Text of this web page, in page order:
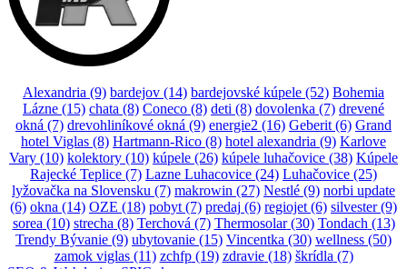
Alexandria (9) bardejov (14) bardejovské kúpele (52) Bohemia
Lázne (15) chata (8) Coneco (8) deti (8) dovolenka (7) drevené
okná (7) drevohliníkové okná (9) energie2 (16) Geberit(6) Grand
hotel Viglas (8) Hartmann-Rico (8) hotel alexandria (9) Karlove
Vary (10) kolektory (10) kúpele (26) kúpele luhačovice (38) Kúpele
Rajecké Teplice (7) Lazne Luhacovice (24) Luhačovice (25)
lyžovačka na Slovensku (7) makrowin (27) Nestlé (9) norbi update
(6) okna (14) OZE (18) pobyt(7) predaj (6) regiojet(6) silvester(9)
sorea(10) strecha(8) Terchová(7) Thermosolar(30) Tondach(13)
Trendy Bývanie (9) ubytovanie (15) Vincentka (30) wellness (50)
zamok viglas(11) zchfp(19) zdravie(18) škrídla(7)